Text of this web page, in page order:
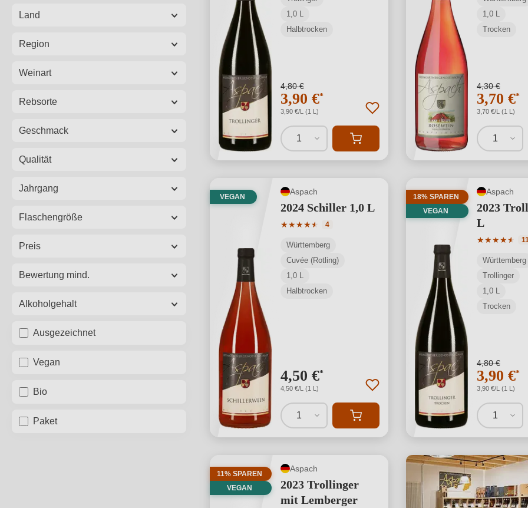
Land
Region
Weinart
Rebsorte
Geschmack
Qualität
Jahrgang
Flaschengröße
Preis
Bewertung mind.
Alkoholgehalt
Ausgezeichnet
Vegan
Bio
Paket
1,0 L
Halbtrocken
4,80 €
3,90 €*
3,90 €/L (1 L)
1
1,0 L
Trocken
4,30 €
3,70 €*
3,70 €/L (1 L)
1
VEGAN
Aspach
2024 Schiller 1,0 L
★★★★★
★
Durchschnittliche Bewertung von 4.25 von 5 Sternen
4
Württemberg
Cuvée (Rotling)
1,0 L
Halbtrocken
4,50 €*
4,50 €/L (1 L)
1
18% SPAREN
VEGAN
Aspach
2023
L
★★★★★
★
Württemberg
Trollinger
1,0 L
Trocken
4,80 €
3,90 €*
3,90 €/L (1 L)
1
11% SPAREN
VEGAN
Aspach
2023 Trollinger
mit Lemberger